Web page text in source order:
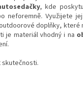
, kde
neforemně. Využijete
doplňky, které
je materiál vhodný i na
skutečnosti.